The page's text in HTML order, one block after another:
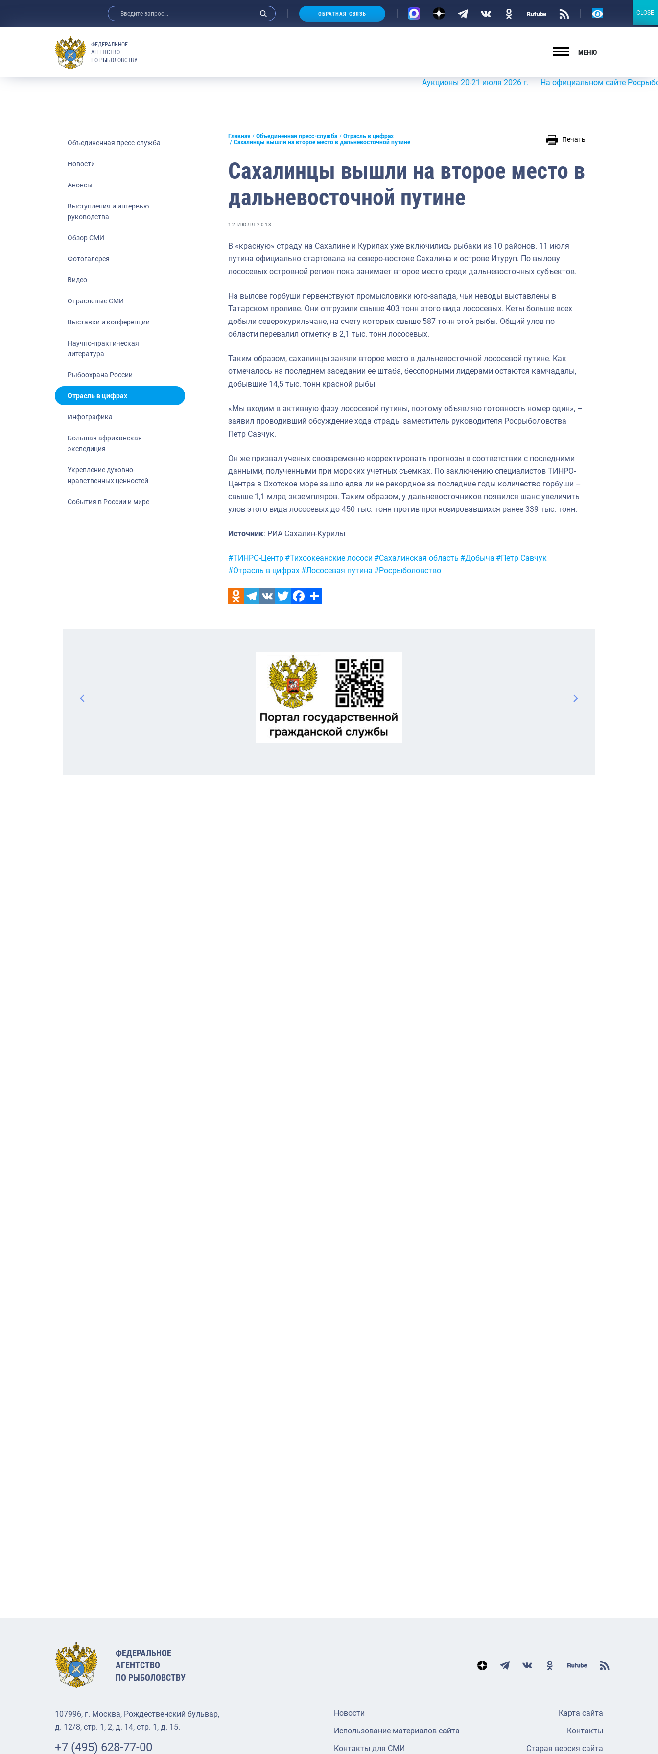
Анонсы
Выставки и конференции
Рыбоохрана России
Большая африканская экспедиция
События в России и мире
ОБРАТНАЯ СВЯЗЬ
Версия
ФЕДЕРАЛЬНОЕ
АГЕНТСТВО
ПО РЫБОЛОВСТВУ
МЕНЮ
Аукционы 20-21 июля 2026 г. На официальном сайте
Объединенная пресс-служба
Новости
Анонсы
Выступления и интервью
руководства
Обзор СМИ
Фотогалерея
Видео
Отраслевые СМИ
Выставки и конференции
Научно-практическая
литература
Рыбоохрана России
Отрасль в цифрах
Инфографика
Большая африканская
экспедиция
Укрепление духовно-
нравственных ценностей
События в России и мире
Главная Объединенная пресс-служба
Отрасль в цифрах
Сахалинцы вышли на второе место в дальневосточной путине
Печать
Сахалинцы вышли на второе место в
дальневосточной путине
12 ИЮЛЯ 2018
В «красную» страду на Сахалине и Курилах уже включились рыбаки из 10 районов. 11 июля
путина официально стартовала на северо-востоке Сахалина и острове Итуруп. По вылову
лососевых островной регион пока занимает второе место среди дальневосточных субъектов.
На вылове горбуши первенствуют промысловики юго-запада, чьи неводы выставлены в
Татарском проливе. Они отгрузили свыше 403 тонн этого вида лососевых. Кеты больше всех
добыли северокурильчане, на счету которых свыше 587 тонн этой рыбы. Общий улов по
области перевалил отметку в 2,1 тыс. тонн лососевых.
Таким образом, сахалинцы заняли второе место в дальневосточной лососевой путине. Как
отмечалось на последнем заседании ее штаба, бесспорными лидерами остаются камчадалы,
добывшие 14,5 тыс. тонн красной рыбы.
«Мы входим в активную фазу лососевой путины, поэтому объявляю готовность номер один», –
заявил проводивший обсуждение хода страды заместитель руководителя Росрыболовства
Петр Савчук.
Он же призвал ученых своевременно корректировать прогнозы в соответствии с последними
данными, полученными при морских учетных съемках. По заключению специалистов ТИНРО-
Центра в Охотское море зашло едва ли не рекордное за последние годы количество горбуши –
свыше 1,1 млрд экземпляров. Таким образом, у дальневосточников появился шанс увеличить
улов этого вида лососевых до 450 тыс. тонн против прогнозировавшихся ранее 339 тыс. тонн.
Источник: РИА Сахалин-Курилы
Метки:
#ТИНРО-Центр #Тихоокеанские лососи #Сахалинская область #Добыча #Петр Савчук
#Отрасль в цифрах #Лососевая путина #Росрыболовство
ФЕДЕРАЛЬНОЕ
АГЕНТСТВО
ПО РЫБОЛОВСТВУ
107996, г. Москва, Рождественский бульвар,
д. 12/8, стр. 1, 2, д. 14, стр. 1, д. 15.
+7 (495) 628-77-00
Новости
Использование материалов сайта
Контакты для СМИ
Карта сайта
Контакты
Старая версия сайта
CLOSE
CLOSE